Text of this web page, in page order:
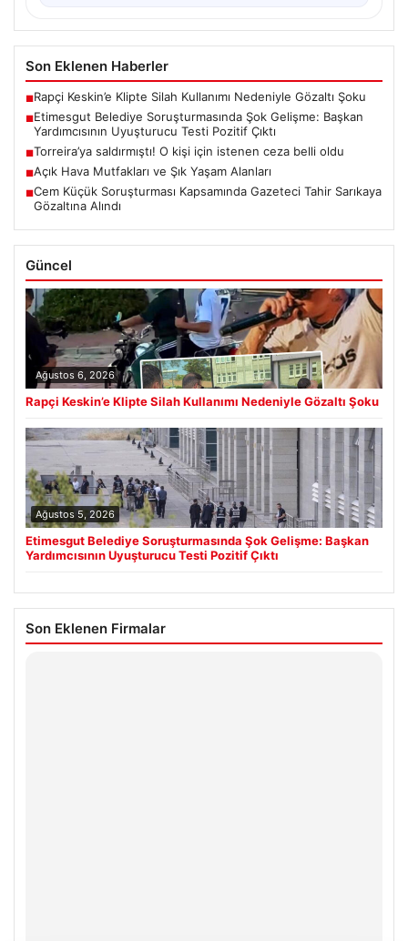
Son Eklenen Haberler
■Rapçi Keskin’e Klipte Silah Kullanımı Nedeniyle Gözaltı Şoku
■Etimesgut Belediye Soruşturmasında Şok Gelişme: Başkan
Yardımcısının Uyuşturucu Testi Pozitif Çıktı
■Torreira’ya saldırmıştı! O kişi için istenen ceza belli oldu
■Açık Hava Mutfakları ve Şık Yaşam Alanları
■Cem Küçük Soruşturması Kapsamında Gazeteci Tahir Sarıkaya
Gözaltına Alındı
Güncel
Ağustos 6, 2026
Rapçi Keskin’e Klipte Silah Kullanımı Nedeniyle Gözaltı Şoku
Ağustos 5, 2026
Etimesgut Belediye Soruşturmasında Şok Gelişme: Başkan
Yardımcısının Uyuşturucu Testi Pozitif Çıktı
Son Eklenen Firmalar